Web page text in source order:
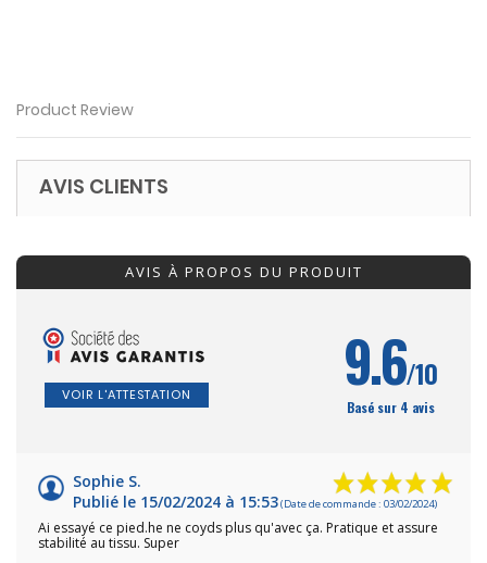
Product Review
AVIS CLIENTS
AVIS À PROPOS DU PRODUIT
VOIR L'ATTESTATION 9.6/10
Basé sur 4 avis
Sophie S.
Publié le 15/02/2024 à 15:53(Date de commande : 03/02/2024)
Ai essayé ce pied.he ne coyds plus qu'avec ça. Pratique et assure
stabilité au tissu. Super